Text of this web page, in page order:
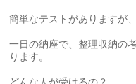
簡単なテストがありますが
一日の納座で、整理収納の
ります。
どんな人が受けるの？